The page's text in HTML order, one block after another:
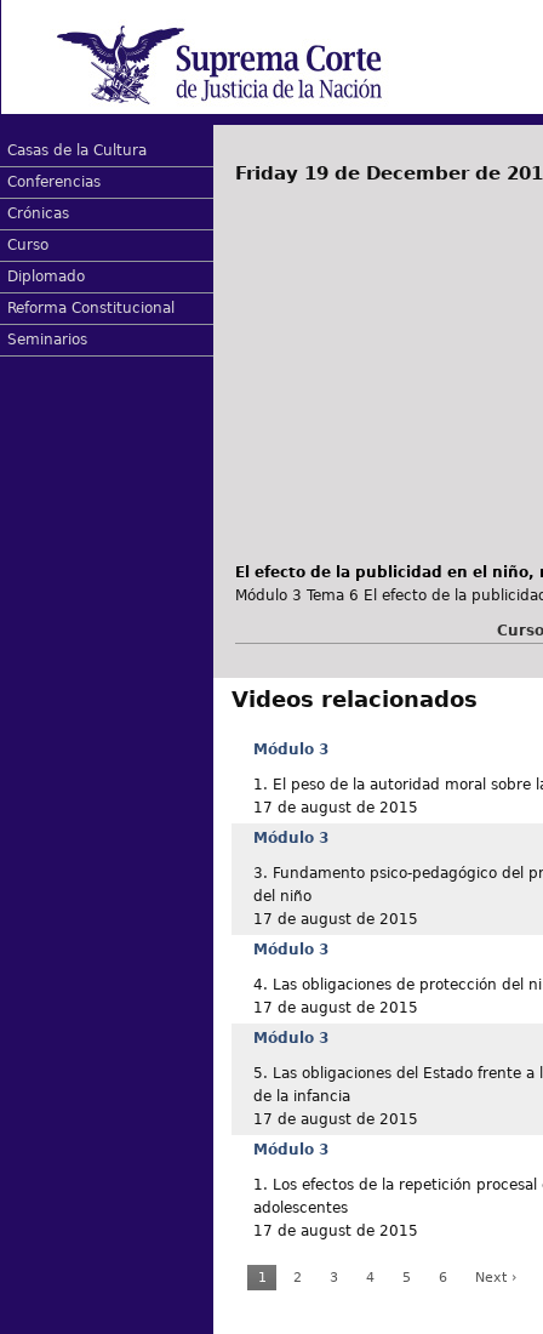
Casas de la Cultura
Conferencias
Crónicas
Curso
Diplomado
Reforma Constitucional
Seminarios
Friday 19 de December de
El efecto de la publicidad en el niño,
Módulo 3 Tema 6 El efecto de la
Videos relacionados
Módulo 3
1. El peso de la autoridad moral sobre
17 de august de 2015
Módulo 3
3. Fundamento psico-pedagógico del
del niño
17 de august de 2015
Módulo 3
4. Las obligaciones de protección del
17 de august de 2015
Módulo 3
5. Las obligaciones del Estado frente a
de la infancia
17 de august de 2015
Módulo 3
1. Los efectos de la repetición
adolescentes
17 de august de 2015
1 2 3 4 5 6 Next ›